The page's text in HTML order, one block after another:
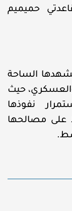
حميميم
الساحة
حيث
نفوذها
على مصالحها